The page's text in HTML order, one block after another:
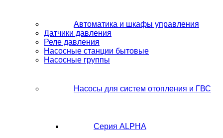
Автоматика и шкафы управления
Датчики давления
Реле давления
Насосные станции бытовые
Насосные группы
Насосы для систем отопления и ГВС
Серия ALPHA